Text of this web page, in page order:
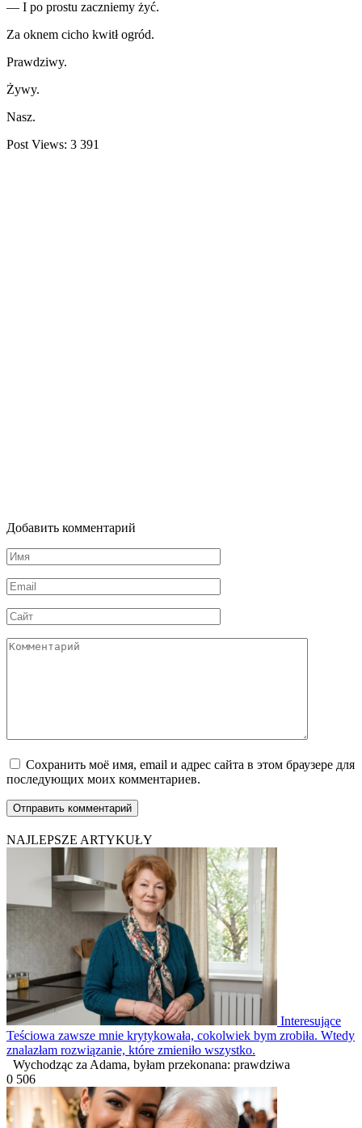
— I po prostu zaczniemy żyć.
Za oknem cicho kwitł ogród.
Prawdziwy.
Żywy.
Nasz.
Post Views: 3 391
Добавить комментарий
Имя
*
Email
*
Сайт
Комментарий
Сохранить моё имя, email и адрес сайта в этом браузере для
последующих моих комментариев.
NAJLEPSZE ARTYKUŁY
Interesujące
Teściowa zawsze mnie krytykowała, cokolwiek bym zrobiła. Wtedy
znalazłam rozwiązanie, które zmieniło wszystko.
Wychodząc za Adama, byłam przekonana: prawdziwa
0 506